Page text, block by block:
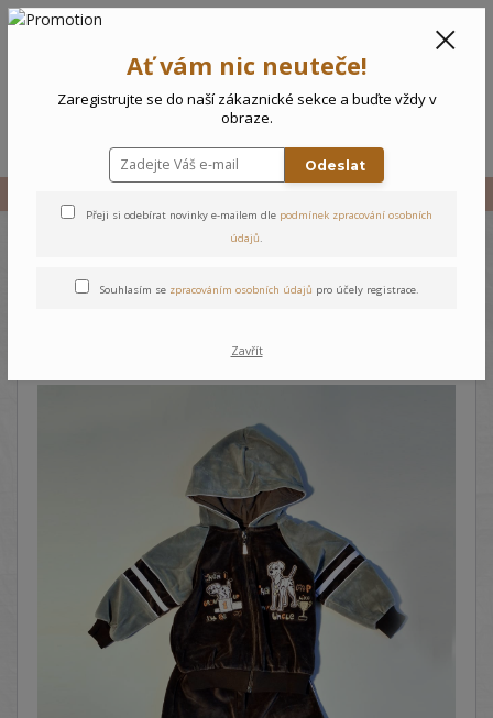
Kojenecká tepláková
souprava Pejsci - 92
Ať vám nic neuteče!
Zaregistrujte se do naší zákaznické sekce a buďte vždy v
obraze.
Odeslat
Přeji si odebírat novinky e-mailem dle podmínek zpracování osobních
údajů.
Souhlasím se zpracováním osobních údajů pro účely registrace.
Zavřít